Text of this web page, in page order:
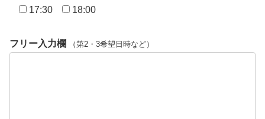
17:30
18:00
フリー入力欄 （第2・3希望日時など）